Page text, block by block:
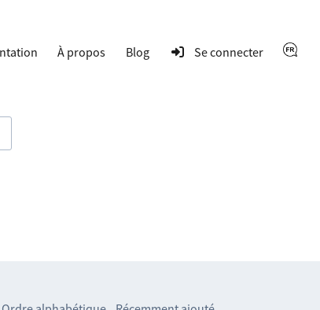
À propos Blog Se connecter